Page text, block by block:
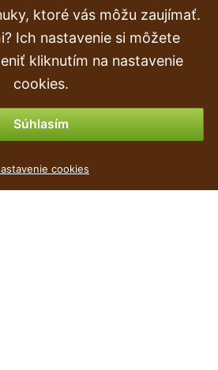
peňazí
ktoré vás môžu zaujímať.
Ich nastavenie si môžete
kliknutím na nastavenie
cookies.
Súhlasím
cookies